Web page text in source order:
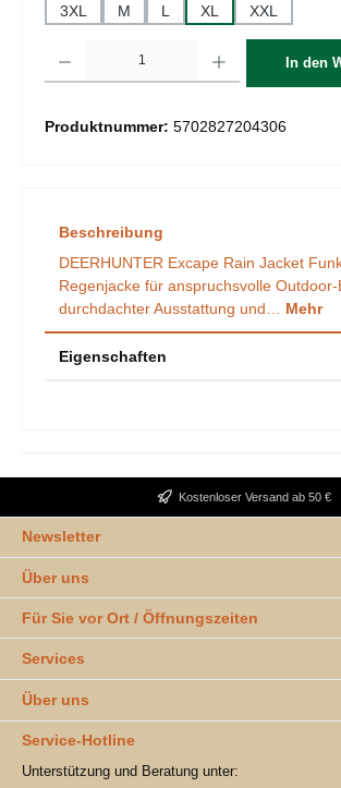
3XL M L XL XXL
In den
Produktnummer: 5702827204306
Beschreibung
DEERHUNTER Excape Rain Jacket
Regenjacke für anspruchsvolle
durchdachter Ausstattung und… Mehr
Eigenschaften
Kostenloser Versand ab 50 €
Newsletter
Über uns
Für Sie vor Ort / Öffnungszeiten
Services
Über uns
Service-Hotline
Unterstützung und Beratung unter: